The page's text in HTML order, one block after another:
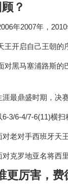
？
年2007年，
开启自己王朝的
黑马塞浦路斯的
最鼎盛时期，决
3/6-4/7-6(11)横
老对手西班牙天
克罗地亚名将西
更厉害，费